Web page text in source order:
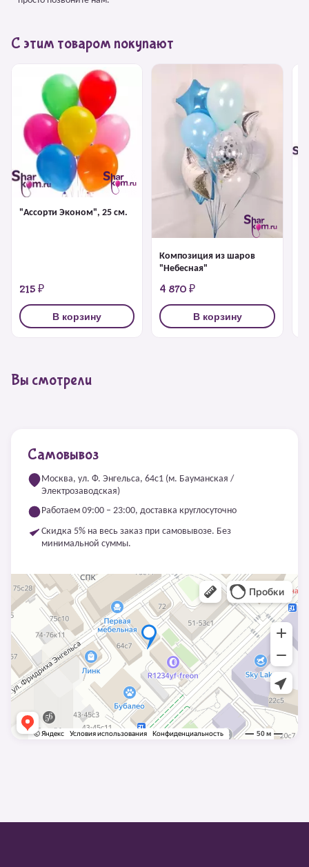
С этим товаром покупают
"Ассорти Эконом", 25 см.
215 ₽
В корзину
Композиция из шаров
"Небесная"
4 870 ₽
В корзину
Вы смотрели
Самовывоз
Москва, ул. Ф. Энгельса, 64с1 (м. Бауманская /
Электрозаводская)
Работаем 09:00 – 23:00, доставка круглосуточно
Скидка 5% на весь заказ при самовывозе. Без
минимальной суммы.